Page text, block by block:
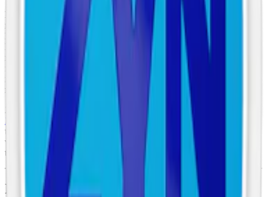
Nikotininnehållet ligger på 13,5 mg per prilla, vilket motsvarar en
nikotinhalt på 1,93 %. Zyn Menthol Ice Slim 5 är ett starkt
Dosan innehåller 21 portioner och nettovikten är 14,7 gram.
Kombinationen av det slimmade formatet och den höga
nikotinmängden gör denna Zyn till ett alternativ för användare som
föredrar en kraftigare nikotinupplevelse. Zyn Menthol Ice Slim 5
ingår i Zyn Menthol Ice-serien som även rymmer en starkare och en
mildare variant av denna Zyn med mintsmak.
Zyn tillverkas av Swedish Match och Philip Morris International.
är helt tobaksfritt men innehåller nikotin extraherat ur
tobaksplantan. Innehållet i prillorna består av utöver nikotin
växtfibrer, glycerol, stabiliserande ämnen och aromer som
tillsammans bygger både smak och struktur.
Information om varumärket Zyn